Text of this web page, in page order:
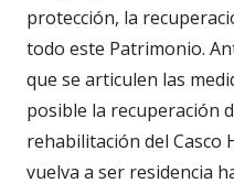
protección, la
todo este Patrimonio.
que se articulen las
posible la recuperación
rehabilitación del Casco
vuelva a ser residencia